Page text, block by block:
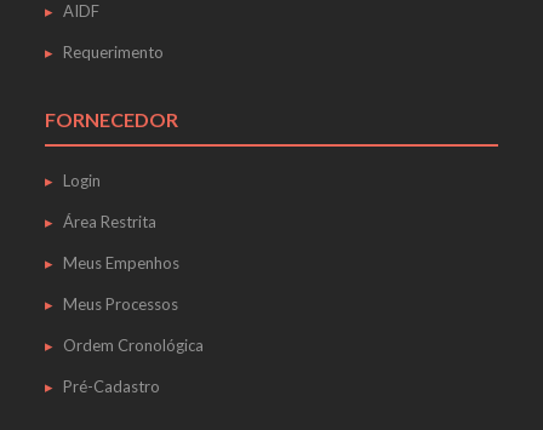
AIDF
Requerimento
FORNECEDOR
Login
Área Restrita
Meus Empenhos
Meus Processos
Ordem Cronológica
Pré-Cadastro